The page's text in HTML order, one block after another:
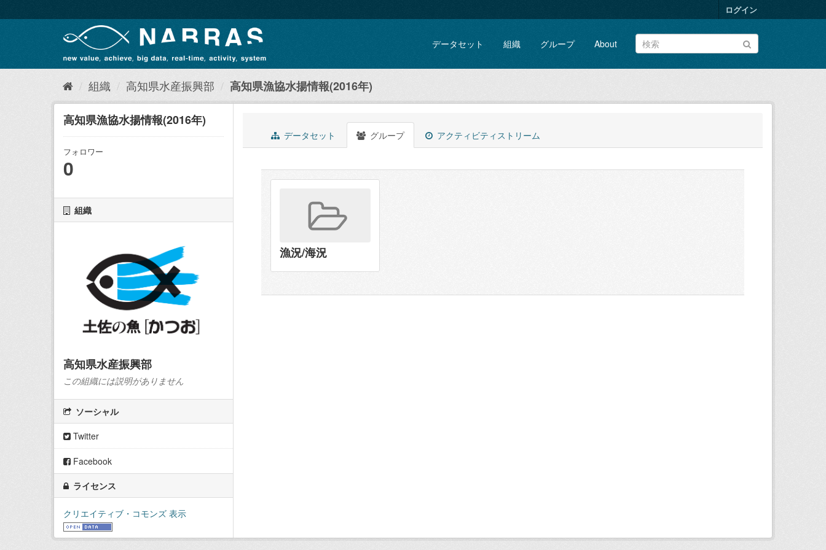
キ
て
ログイン
データセット 組織 グループ About
組織 高知県水産振興部 高知県漁協水揚情報(2016年)
高知県漁協水揚情報(2016年)
フォロワー
0
組織
高知県水産振興部
この組織には説明がありません
ソーシャル
Twitter
Facebook
ライセンス
クリエイティブ・コモンズ 表示
データセット グループ アクティビティストリーム
漁況/海況